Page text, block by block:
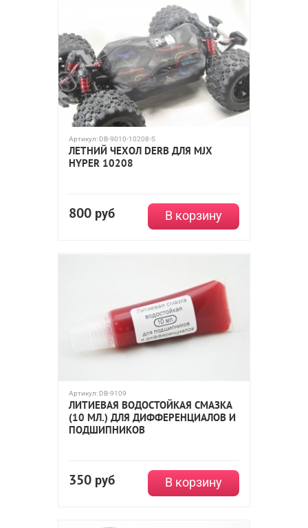
Артикул: DB-9010-10208-S
ЛЕТНИЙ ЧЕХОЛ DERB ДЛЯ MJX
HYPER 10208
800 руб В корзину
Артикул: DB-9109
ЛИТИЕВАЯ ВОДОСТОЙКАЯ СМАЗКА
(10 МЛ.) ДЛЯ ДИФФЕРЕНЦИАЛОВ И
ПОДШИПНИКОВ
350 руб В корзину